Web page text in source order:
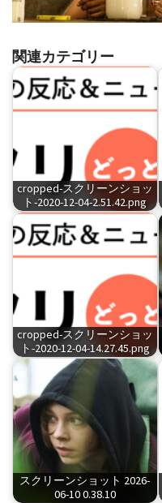
関連カテゴリー
cropped-スクリーンショッ
ト-2020-12-04-2.51.42.png
cropped-スクリーンショッ
ト-2020-12-04-14.27.45.png
スクリーンショット 2026-
06-10 0.38.10